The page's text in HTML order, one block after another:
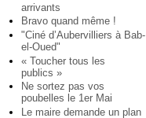
arrivants
Bravo quand même !
"Ciné d’Aubervilliers à Bab-
el-Oued"
« Toucher tous les
publics »
Ne sortez pas vos
poubelles le 1er Mai
Le maire demande un plan